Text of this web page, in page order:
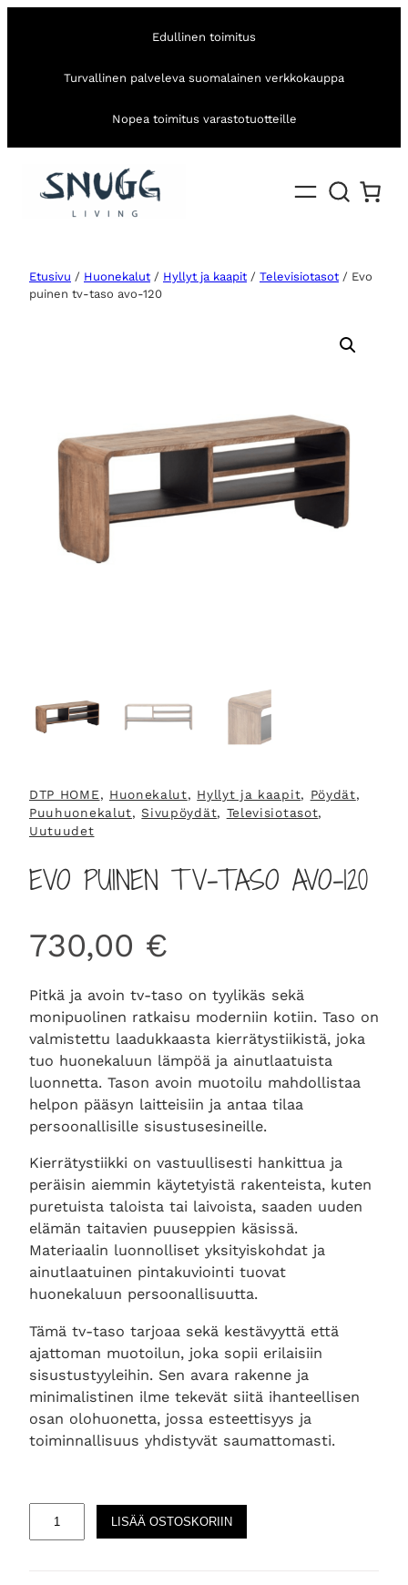
Edullinen toimitus
Turvallinen palveleva suomalainen verkkokauppa
Nopea toimitus varastotuotteille
Etusivu / Huonekalut / Hyllyt ja kaapit / Televisiotasot / Evo
puinen tv-taso avo-120
DTP HOME, Huonekalut, Hyllyt ja kaapit, Pöydät
Puuhuonekalut, Sivupöydät, Televisiotasot
Uutuudet
EVO PUINEN TV-TASO AVO-120
730,00 €
Pitkä ja avoin tv-taso on tyylikäs sekä
monipuolinen ratkaisu moderniin kotiin. Taso on
valmistettu laadukkaasta kierrätystiikistä, joka
tuo huonekaluun lämpöä ja ainutlaatuista
luonnetta. Tason avoin muotoilu mahdollistaa
helpon pääsyn laitteisiin ja antaa tilaa
persoonallisille sisustusesineille.
Kierrätystiikki on vastuullisesti hankittua ja
peräisin aiemmin käytetyistä rakenteista, kuten
puretuista taloista tai laivoista, saaden uuden
elämän taitavien puuseppien käsissä.
Materiaalin luonnolliset yksityiskohdat ja
ainutlaatuinen pintakuviointi tuovat
huonekaluun persoonallisuutta.
Tämä tv-taso tarjoaa sekä kestävyyttä että
ajattoman muotoilun, joka sopii erilaisiin
sisustustyyleihin. Sen avara rakenne ja
minimalistinen ilme tekevät siitä ihanteellisen
osan olohuonetta, jossa esteettisyys ja
toiminnallisuus yhdistyvät saumattomasti.
LISÄÄ OSTOSKORIIN